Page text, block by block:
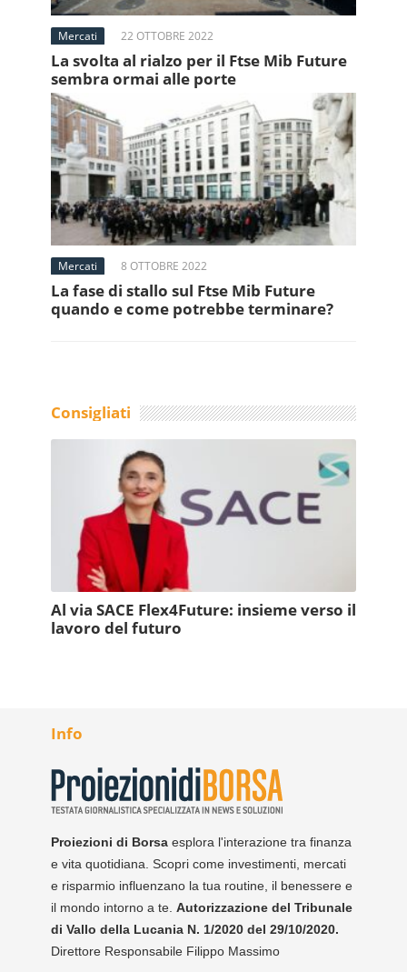
Mercati 22 OTTOBRE 2022
La svolta al rialzo per il Ftse Mib Future
sembra ormai alle porte
Mercati 8 OTTOBRE 2022
La fase di stallo sul Ftse Mib Future
quando e come potrebbe terminare?
Consigliati
Al via SACE Flex4Future: insieme verso il
lavoro del futuro
Info
Proiezioni di Borsa esplora l'interazione tra finanza
e vita quotidiana. Scopri come investimenti, mercati
e risparmio influenzano la tua routine, il benessere e
il mondo intorno a te. Autorizzazione del Tribunale
di Vallo della Lucania N. 1/2020 del 29/10/2020.
Direttore Responsabile Filippo Massimo